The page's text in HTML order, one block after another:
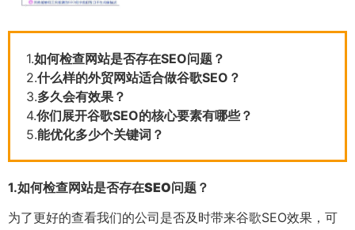
1.如何检查网站是否存在SEO问题？
2.什么样的外贸网站适合做谷歌SEO？
3.多久会有效果？
4.你们展开谷歌SEO的核心要素有哪些？
5.能优化多少个关键词？
1.如何检查网站是否存在SEO问题？
为了更好的查看我们的公司是否及时带来谷歌SEO效果，可